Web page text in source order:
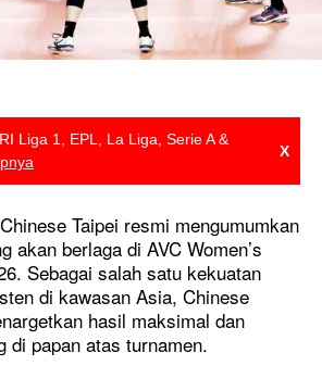
Liga 1, EPL, La Liga, Serie A &
X
Taipei resmi mengumumkan
akan berlaga di AVC Women’s
Sebagai salah satu kekuatan
di kawasan Asia, Chinese
hasil maksimal dan
di papan atas turnamen.